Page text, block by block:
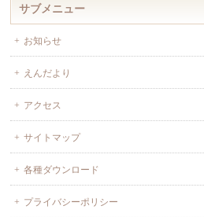
サブメニュー
お知らせ
えんだより
アクセス
サイトマップ
各種ダウンロード
プライバシーポリシー